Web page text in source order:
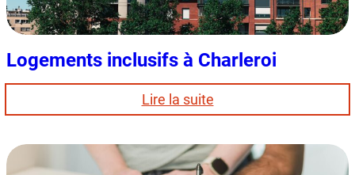
Logements inclusifs à Charleroi
Lire la suite:
Logements
à
Charleroi